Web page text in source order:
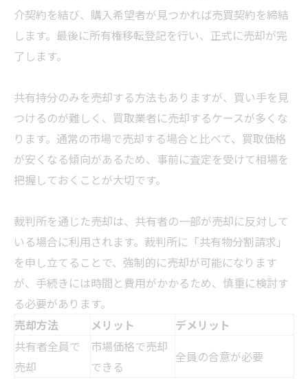
介契約を結び、購入希望者が見つかれば売買契約を締結
します。最後に所有権移転登記を行い、正式に売却が完
了します。
共有持分のみを売却する方法もありますが、買い手を見
つけるのが難しく、買取業者に売却するケースが多くな
ります。通常の市場で売却する場合と比べて、買取価格
が安くなる傾向があるため、事前に査定を受けて相場を
把握しておくことが大切です。
裁判所を通じた売却は、共有者の一部が売却に反対して
いる場合に利用されます。裁判所に「共有物分割請求」
を申し立てることで、強制的に売却が可能になります
が、手続きには時間と費用がかかるため、慎重に検討す
る必要があります。
売却方法
メリット
デメリット
共有者全員で
売却
市場価格で売却
できる
全員の合意が必要